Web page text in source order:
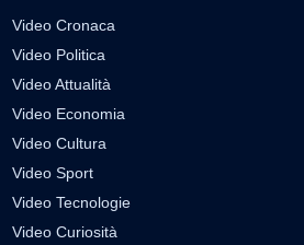
Video Cronaca
Video Politica
Video Attualità
Video Economia
Video Cultura
Video Sport
Video Tecnologie
Video Curiosità